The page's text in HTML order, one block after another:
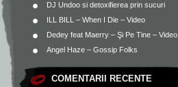
DJ Undoo si detoxifierea prin sucuri
ILL BILL – When I Die – Video
Dedey feat Maerry – Şi Pe Tine – Video
Angel Haze – Gossip Folks
COMENTARII RECENTE